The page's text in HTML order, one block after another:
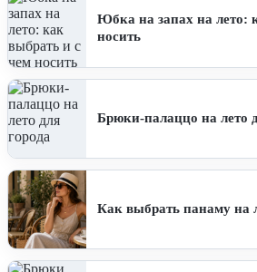
Юбка на запах на лето:
носить
Брюки-палаццо на лето
Как выбрать панаму на